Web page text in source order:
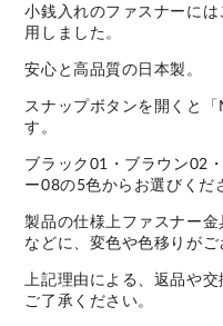
小銭入れのファスナーに
用しました。
安心と高品質の日本製。
スナップボタンを開くと
す。
ブラック01・ブラウン02
ー08の5色からお選びくだ
製品の仕様上ファスナー
などに、変色や色移りがご
上記理由による、返品や
ご了承ください。